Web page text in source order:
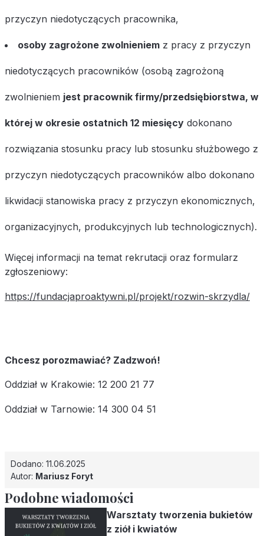
przyczyn niedotyczących pracownika,
osoby zagrożone zwolnieniem z pracy z przyczyn
niedotyczących pracowników (osobą zagrożoną
zwolnieniem jest pracownik firmy/przedsiębiorstwa, w
której w okresie ostatnich 12 miesięcy dokonano
rozwiązania stosunku pracy lub stosunku służbowego z
przyczyn niedotyczących pracowników albo dokonano
likwidacji stanowiska pracy z przyczyn ekonomicznych,
organizacyjnych, produkcyjnych lub technologicznych).
Więcej informacji na temat rekrutacji oraz formularz
zgłoszeniowy:
https://fundacjaproaktywni.pl/projekt/rozwin-skrzydla/
Chcesz porozmawiać? Zadzwoń!
Oddział w Krakowie: 12 200 21 77
Oddział w Tarnowie: 14 300 04 51
Dodano: 11.06.2025
Autor: Mariusz Foryt
Podobne wiadomości
Warsztaty tworzenia bukietów
z ziół i kwiatów